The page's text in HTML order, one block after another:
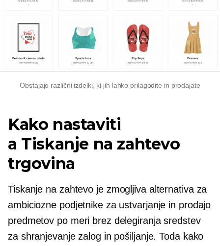
Obstajajo različni izdelki, ki jih lahko prilagodite in prodajate
Kako nastaviti
a Tiskanje na zahtevo
trgovina
Tiskanje na zahtevo je zmogljiva alternativa za
ambiciozne podjetnike za ustvarjanje in prodajo
predmetov po meri brez delegiranja sredstev
za shranjevanje zalog in pošiljanje. Toda kako